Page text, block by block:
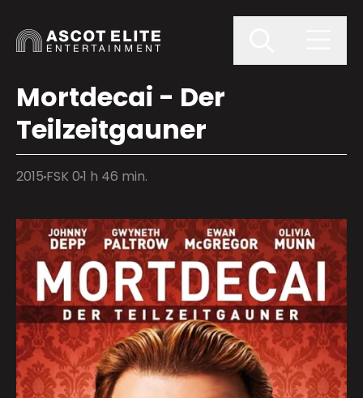
Mortdecai - Der
Teilzeitgauner
2015 FSK 01 h 46 min.